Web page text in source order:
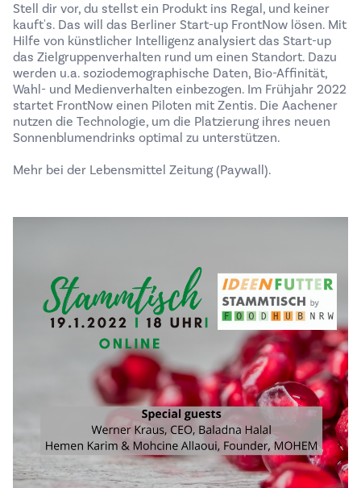
Stell dir vor, du stellst ein Produkt ins Regal, und keiner
kauft's. Das will das Berliner Start-up FrontNow lösen. Mit
Hilfe von künstlicher Intelligenz analysiert das Start-up
das Zielgruppenverhalten rund um einen Standort. Dazu
werden u.a. soziodemographische Daten, Bio-Affinität,
Wahl- und Medienverhalten einbezogen. Im Frühjahr 2022
startet FrontNow einen Piloten mit Zentis. Die Aachener
nutzen die Technologie, um die Platzierung ihres neuen
Sonnenblumendrinks optimal zu unterstützen.
Mehr bei der Lebensmittel Zeitung(Paywall).